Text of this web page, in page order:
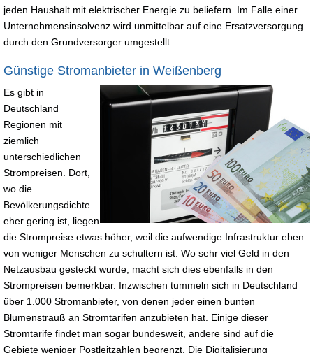
jeden Haushalt mit elektrischer Energie zu beliefern. Im Falle einer
Unternehmensinsolvenz wird unmittelbar auf eine Ersatzversorgung
durch den Grundversorger umgestellt.
Günstige Stromanbieter in Weißenberg
Es gibt in
Deutschland
Regionen mit
ziemlich
unterschiedlichen
Strompreisen. Dort,
wo die
Bevölkerungsdichte
eher gering ist, liegen
die Strompreise etwas höher, weil die aufwendige Infrastruktur eben
von weniger Menschen zu schultern ist. Wo sehr viel Geld in den
Netzausbau gesteckt wurde, macht sich dies ebenfalls in den
Strompreisen bemerkbar. Inzwischen tummeln sich in Deutschland
über 1.000 Stromanbieter, von denen jeder einen bunten
Blumenstrauß an Stromtarifen anzubieten hat. Einige dieser
Stromtarife findet man sogar bundesweit, andere sind auf die
Gebiete weniger Postleitzahlen begrenzt. Die Digitalisierung